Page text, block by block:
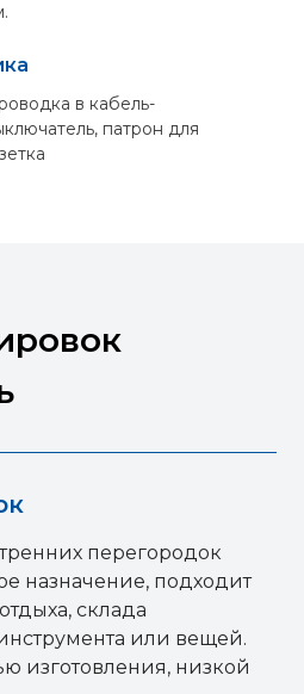
в кабель-
патрон для
перегородок
назначение, подходит
склада
или вещей.
изготовления, низкой